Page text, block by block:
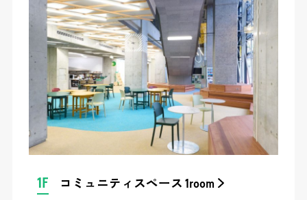
1F コミュニティスペース 1room